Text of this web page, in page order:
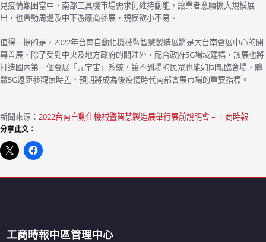
見疫情艱困當中，南部工具機市場需求仍維持動能，讓業者意願擴大規模展
出，也帶動周邊及中下游廠商參展，規模欲小不易。
值得一提的是，2022年台南自動化機械暨智慧製造展將是大台南會展中心的開
幕首展，除了受到中央及地方政府的關注外，配合政府5G場域建構，該展也將
打造國內第一個會展「元宇宙」系統，讓不到場的民眾也能如同親臨會場，體
驗5G遠距參觀無時差，預期將成為後疫情時代南部會展市場的重要指標。
新聞來源： 2022台南自動化機械暨智慧製造展舉行展前說明會 – 工商時報
分享此文：
工商時報中區管理中心